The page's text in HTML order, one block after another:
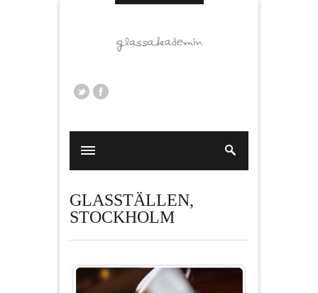
GLASSTÄLLEN,
STOCKHOLM